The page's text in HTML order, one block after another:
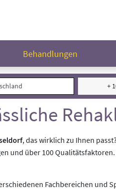
Behandlungen
+
, das wirklich zu Ihnen
und über 100 Qualitätsfaktoren.
Fachbereichen und